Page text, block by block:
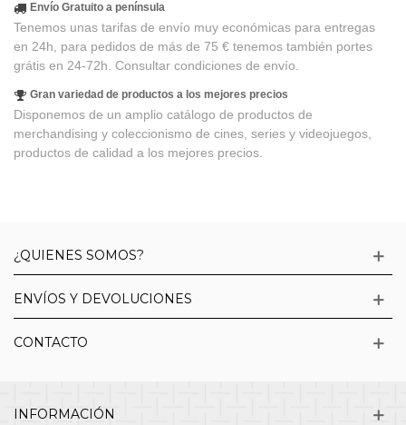
Envío Gratuito a península
Tenemos unas tarifas de envío muy económicas para entregas
en 24h, para pedidos de más de 75 € tenemos también portes
grátis en 24-72h. Consultar condiciones de envío.
Gran variedad de productos a los mejores precios
Disponemos de un amplio catálogo de productos de
merchandising y coleccionismo de cines, series y videojuegos,
productos de calidad a los mejores precios.
¿QUIENES SOMOS?
ENVÍOS Y DEVOLUCIONES
CONTACTO
INFORMACIÓN